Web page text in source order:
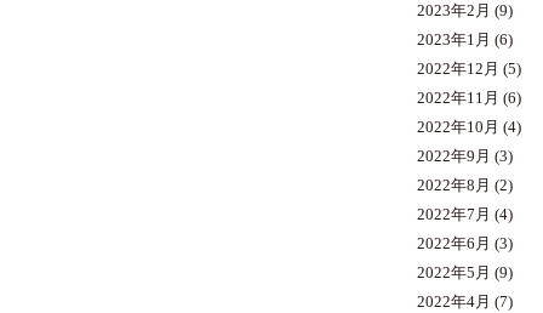
2023年2月 (9)
2023年1月 (6)
2022年12月 (5)
2022年11月 (6)
2022年10月 (4)
2022年9月 (3)
2022年8月 (2)
2022年7月 (4)
2022年6月 (3)
2022年5月 (9)
2022年4月 (7)